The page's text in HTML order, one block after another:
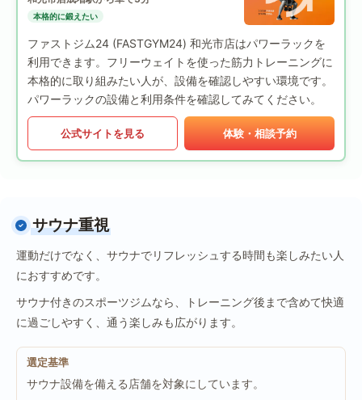
本格的に鍛えたい
ファストジム24 (FASTGYM24) 和光市店はパワーラックを
利用できます。フリーウェイトを使った筋力トレーニングに
本格的に取り組みたい人が、設備を確認しやすい環境です。
パワーラックの設備と利用条件を確認してみてください。
公式サイトを見る 体験・相談予約
サウナ重視
運動だけでなく、サウナでリフレッシュする時間も楽しみたい人
におすすめです。
サウナ付きのスポーツジムなら、トレーニング後まで含めて快適
に過ごしやすく、通う楽しみも広がります。
選定基準
サウナ設備を備える店舗を対象にしています。